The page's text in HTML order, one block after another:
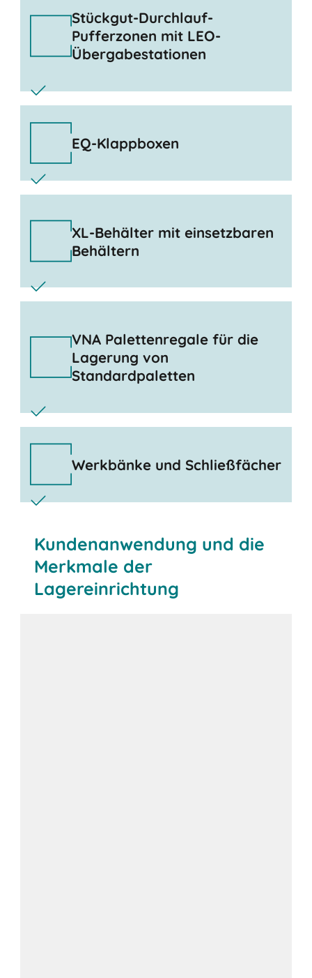
Stückgut-Durchlauf-
Pufferzonen mit LEO-
Übergabestationen
EQ-Klappboxen
XL-Behälter mit einsetzbaren
Behältern
VNA Palettenregale für die
Lagerung von
Standardpaletten
Werkbänke und Schließfächer
Kundenanwendung und die
Merkmale der
Lagereinrichtung